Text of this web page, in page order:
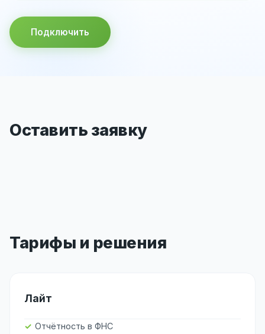
Подключить
Оставить заявку
Тарифы и решения
Лайт
Отчётность в ФНС